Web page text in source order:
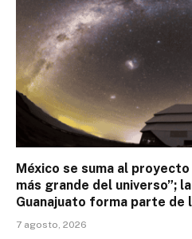
México se suma al
más grande del universo”;
Guanajuato forma parte de
7 agosto, 2026